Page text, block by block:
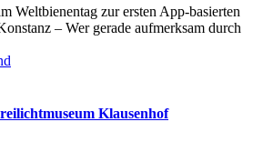
Weltbienentag zur ersten App-basierten
– Wer gerade aufmerksam durch
Klausenhof